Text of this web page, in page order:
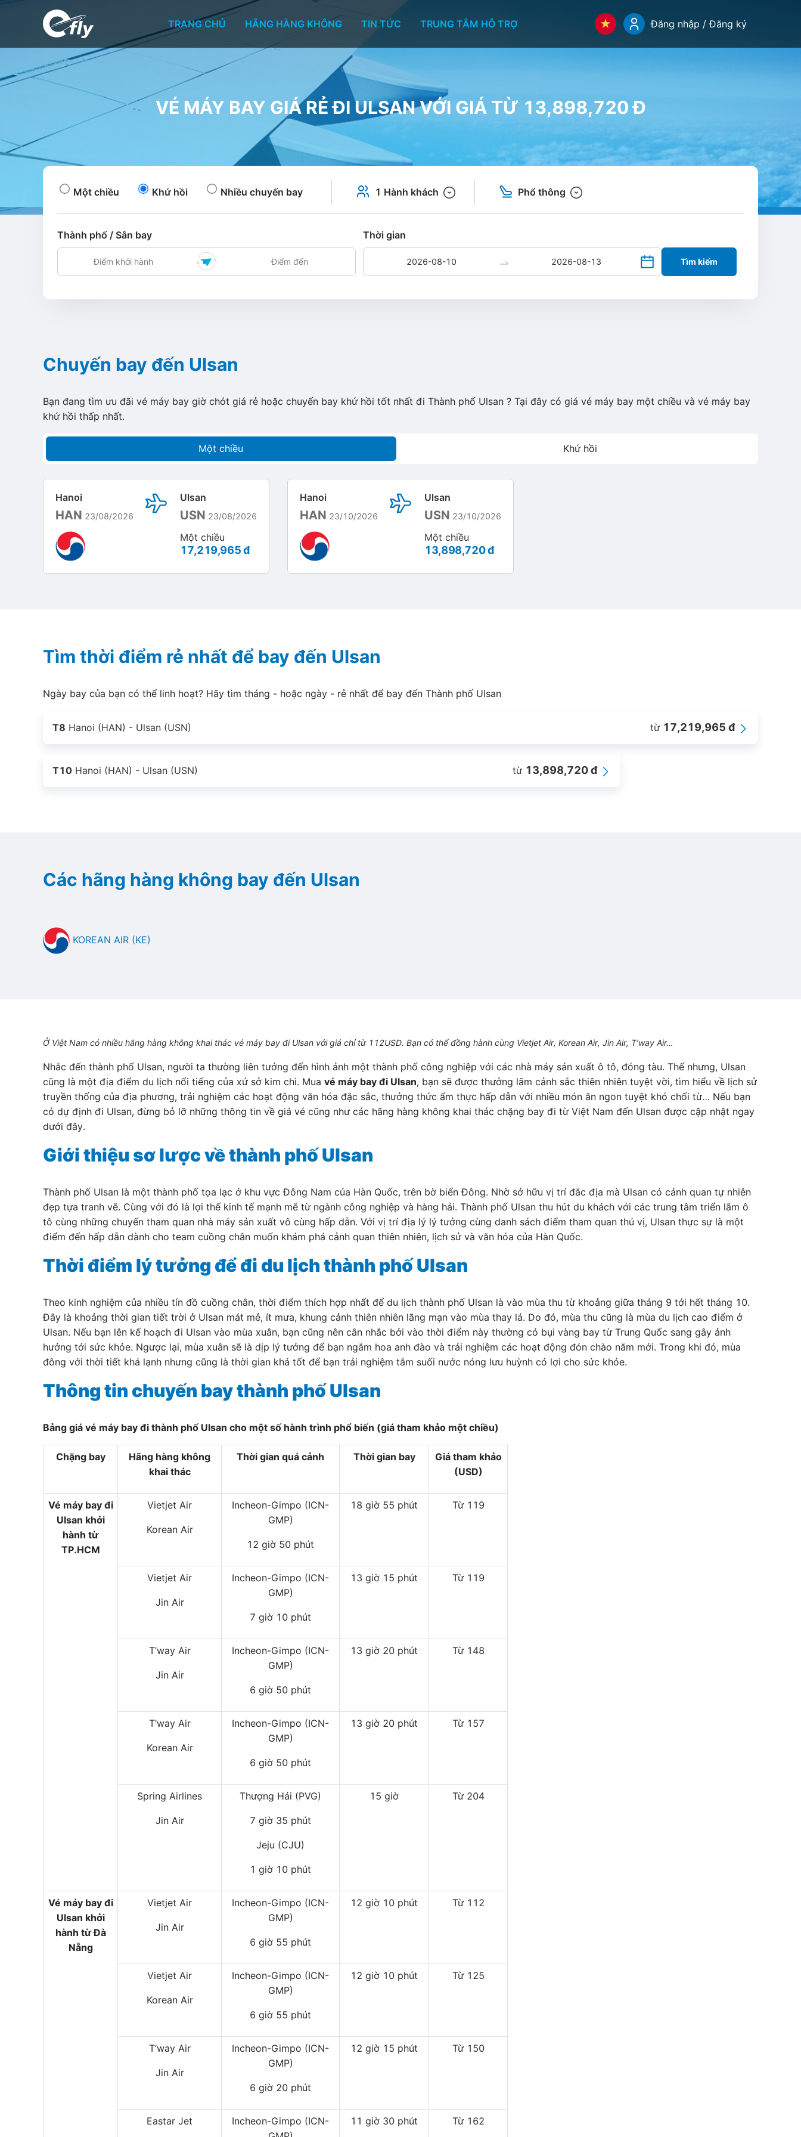
TRANG CHỦ HÃNG HÀNG KHÔNG TIN TỨC TRUNG TÂM HỖ TRỢ Đăng nhập / Đăng ký
VÉ MÁY BAY GIÁ RẺ ĐI ULSAN VỚI GIÁ TỪ 13,898,720 Đ
Một chiều Khứ hồi Nhiều chuyến bay 1 Hành khách Phổ thông
Thành phố / Sân bay Thời gian
Tìm kiếm
Chuyến bay đến Ulsan
Bạn đang tìm ưu đãi vé máy bay giờ chót giá rẻ hoặc chuyến bay khứ hồi tốt nhất đi Thành phố Ulsan ? Tại đây có giá vé máy bay một chiều và vé máy bay
khứ hồi thấp nhất.
Một chiều Khứ hồi
Hanoi
HAN 23/08/2026
Ulsan
USN 23/08/2026
Một chiều
17,219,965 đ
Hanoi
HAN 23/10/2026
Ulsan
USN 23/10/2026
Một chiều
13,898,720 đ
Tìm thời điểm rẻ nhất để bay đến Ulsan
Ngày bay của bạn có thể linh hoạt? Hãy tìm tháng - hoặc ngày - rẻ nhất để bay đến Thành phố Ulsan
T8 Hanoi (HAN) - Ulsan (USN) từ 17,219,965 đ
T10 Hanoi (HAN) - Ulsan (USN) từ 13,898,720 đ
Các hãng hàng không bay đến Ulsan
KOREAN AIR (KE)
Ở Việt Nam có nhiều hãng hàng không khai thác vé máy bay đi Ulsan với giá chỉ từ 112USD. Bạn có thể đồng hành cùng Vietjet Air, Korean Air, Jin Air, T’way Air…
Nhắc đến thành phố Ulsan, người ta thường liên tưởng đến hình ảnh một thành phố công nghiệp với các nhà máy sản xuất ô tô, đóng tàu. Thế nhưng, Ulsan
cũng là một địa điểm du lịch nổi tiếng của xứ sở kim chi. Mua vé máy bay đi Ulsan, bạn sẽ được thưởng lãm cảnh sắc thiên nhiên tuyệt vời, tìm hiểu về lịch sử
truyền thống của địa phương, trải nghiệm các hoạt động văn hóa đặc sắc, thưởng thức ẩm thực hấp dẫn với nhiều món ăn ngon tuyệt khó chối từ… Nếu bạn
có dự định đi Ulsan, đừng bỏ lỡ những thông tin về giá vé cũng như các hãng hàng không khai thác chặng bay đi từ Việt Nam đến Ulsan được cập nhật ngay
dưới đây.
Giới thiệu sơ lược về thành phố Ulsan
Thành phố Ulsan là một thành phố tọa lạc ở khu vực Đông Nam của Hàn Quốc, trên bờ biển Đông. Nhờ sở hữu vị trí đắc địa mà Ulsan có cảnh quan tự nhiên
đẹp tựa tranh vẽ. Cùng với đó là lợi thế kinh tế mạnh mẽ từ ngành công nghiệp và hàng hải. Thành phố Ulsan thu hút du khách với các trung tâm triển lãm ô
tô cùng những chuyến tham quan nhà máy sản xuất vô cùng hấp dẫn. Với vị trí địa lý lý tưởng cùng danh sách điểm tham quan thú vị, Ulsan thực sự là một
điểm đến hấp dẫn dành cho team cuồng chân muốn khám phá cảnh quan thiên nhiên, lịch sử và văn hóa của Hàn Quốc.
Thời điểm lý tưởng để đi du lịch thành phố Ulsan
Theo kinh nghiệm của nhiều tín đồ cuồng chân, thời điểm thích hợp nhất để du lịch thành phố Ulsan là vào mùa thu từ khoảng giữa tháng 9 tới hết tháng 10.
Đây là khoảng thời gian tiết trời ở Ulsan mát mẻ, ít mưa, khung cảnh thiên nhiên lãng mạn vào mùa thay lá. Do đó, mùa thu cũng là mùa du lịch cao điểm ở
Ulsan. Nếu bạn lên kế hoạch đi Ulsan vào mùa xuân, bạn cũng nên cân nhắc bởi vào thời điểm này thường có bụi vàng bay từ Trung Quốc sang gây ảnh
hưởng tới sức khỏe. Ngược lại, mùa xuân sẽ là dịp lý tưởng để bạn ngắm hoa anh đào và trải nghiệm các hoạt động đón chào năm mới. Trong khi đó, mùa
đông với thời tiết khá lạnh nhưng cũng là thời gian khá tốt để bạn trải nghiệm tắm suối nước nóng lưu huỳnh có lợi cho sức khỏe.
Thông tin chuyến bay thành phố Ulsan
Bảng giá vé máy bay đi thành phố Ulsan cho một số hành trình phổ biến (giá tham khảo một chiều)
Chặng bay
Hãng hàng không
khai thác
Thời gian quá cảnh Thời gian bay
Giá tham khảo
(USD)
Vé máy bay đi
Ulsan khởi
hành từ
TP.HCM
Vietjet Air
Korean Air
Incheon-Gimpo (ICN-
GMP)
12 giờ 50 phút
18 giờ 55 phút Từ 119
Vietjet Air
Jin Air
Incheon-Gimpo (ICN-
GMP)
7 giờ 10 phút
13 giờ 15 phút Từ 119
T’way Air
Jin Air
Incheon-Gimpo (ICN-
GMP)
6 giờ 50 phút
13 giờ 20 phút Từ 148
T’way Air
Korean Air
Incheon-Gimpo (ICN-
GMP)
6 giờ 50 phút
13 giờ 20 phút Từ 157
Spring Airlines
Jin Air
Thượng Hải (PVG)
7 giờ 35 phút
Jeju (CJU)
1 giờ 10 phút
15 giờ Từ 204
Vé máy bay đi
Ulsan khởi
hành từ Đà
Nẵng
Vietjet Air
Jin Air
Incheon-Gimpo (ICN-
GMP)
6 giờ 55 phút
12 giờ 10 phút Từ 112
Vietjet Air
Korean Air
Incheon-Gimpo (ICN-
GMP)
6 giờ 55 phút
12 giờ 10 phút Từ 125
T’way Air
Jin Air
Incheon-Gimpo (ICN-
GMP)
6 giờ 20 phút
12 giờ 15 phút Từ 150
Eastar Jet
Incheon-Gimpo (ICN-
11 giờ 30 phút Từ 162